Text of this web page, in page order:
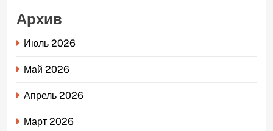
Архив
Июль 2026
Май 2026
Апрель 2026
Март 2026